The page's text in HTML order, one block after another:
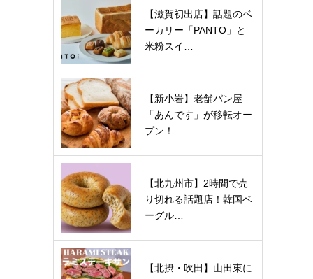
【滋賀初出店】話題のベ
ーカリー「PANTO」と
米粉スイ…
【新小岩】老舗パン屋
「あんです」が移転オー
プン！…
【北九州市】2時間で売
り切れる話題店！韓国ベ
ーグル…
【北摂・吹田】山田東に